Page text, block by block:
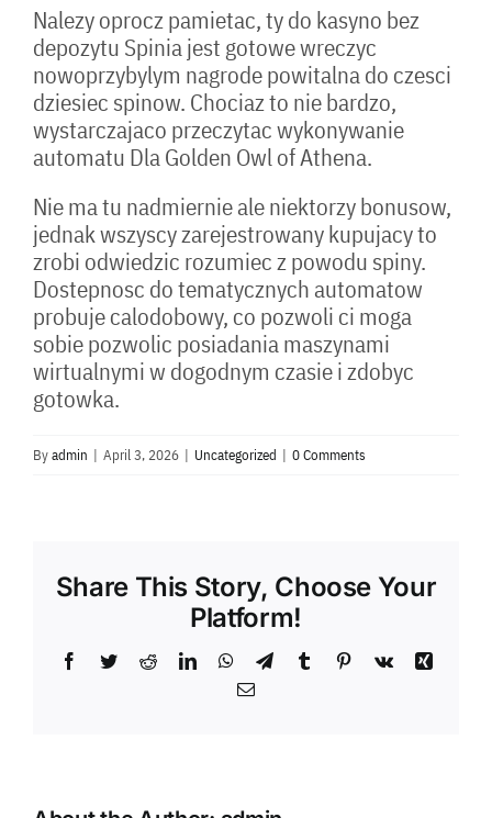
Nalezy oprocz pamietac, ty do kasyno bez
depozytu Spinia jest gotowe wreczyc
nowoprzybylym nagrode powitalna do czesci
dziesiec spinow. Chociaz to nie bardzo,
wystarczajaco przeczytac wykonywanie
automatu Dla Golden Owl of Athena.
Nie ma tu nadmiernie ale niektorzy bonusow,
jednak wszyscy zarejestrowany kupujacy to
zrobi odwiedzic rozumiec z powodu spiny.
Dostepnosc do tematycznych automatow
probuje calodobowy, co pozwoli ci moga
sobie pozwolic posiadania maszynami
wirtualnymi w dogodnym czasie i zdobyc
gotowka.
Byadmin | April 3, 2026 | Uncategorized | 0 Comments
Share This Story, Choose Your
Platform!
Facebook
TwitterRedditLinkedInWhatsApp
TelegramTumblrPinterest
Vk
Xing
Email